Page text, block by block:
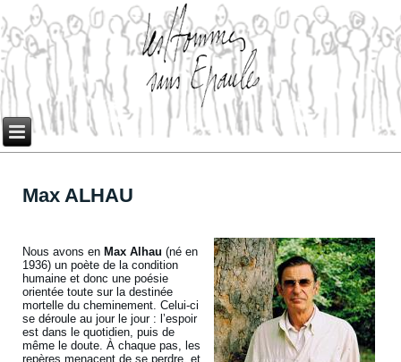
Max ALHAU
Nous avons en Max Alhau (né en
1936) un poète de la condition
humaine et donc une poésie
orientée toute sur la destinée
mortelle du cheminement. Celui-ci
se déroule au jour le jour : l’espoir
est dans le quotidien, puis de
même le doute. À chaque pas, les
repères menacent de se perdre, et